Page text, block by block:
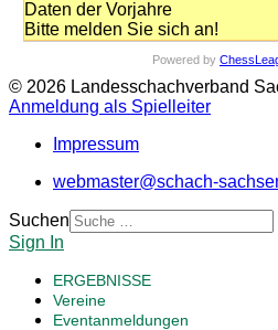
Daten der Vorjahre
Bitte melden Sie sich an!
Powered by
© 2026 Landesschachverband
Anmeldung als Spielleiter
Impressum
webmaster@schach-
Suchen
Sign In
ERGEBNISSE
Vereine
Eventanmeldungen